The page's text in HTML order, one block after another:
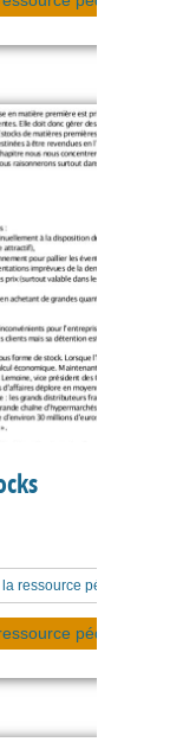
ressource pédagogique
pédagogique